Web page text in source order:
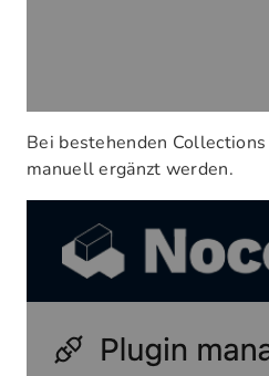
Bei bestehenden
manuell ergänzt werden.